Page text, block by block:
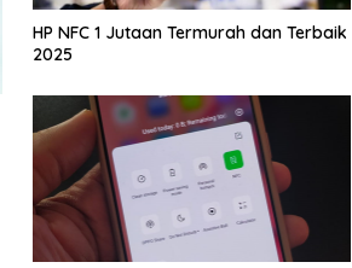
HP NFC 1 Jutaan Termurah dan Terbaik
2025